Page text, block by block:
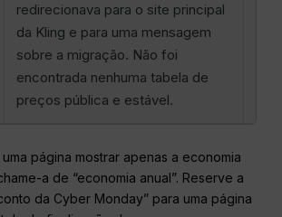
redirecionava para o site principal
da Kling e para uma mensagem
sobre a migração. Não foi
encontrada nenhuma tabela de
preços pública e estável.
uma página mostrar apenas a economia
a de “economia anual”. Reserve a
da Cyber Monday” para uma página